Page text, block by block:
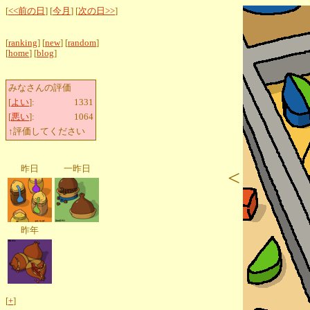
[<<前の日 ] [今月 ] [次の日>>]
[ranking] [new] [random]
[home] [blog]
みなさんの評価
[よい]:
1331
[悪い]:
1064
↑評価してください
昨日 一昨日
昨年
[+]
<